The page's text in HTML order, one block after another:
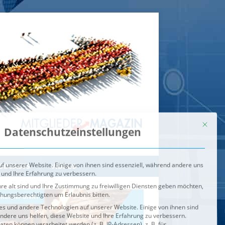
VIDEOS
unserer Website. Einige von ihnen sind essenziell, während andere uns
Ihre Erfahrung zu verbessern.
alt sind und Ihre Zustimmung zu freiwilligen Diensten geben möchten,
um Erlaubnis bitten.
und andere Technologien auf unserer Website. Einige von ihnen sind
uns helfen, diese Website und Ihre Erfahrung zu verbessern.
können verarbeitet werden (z. B. IP-Adressen), z. B. für
und Inhalte oder Anzeigen- und Inhaltsmessung.
Verwendung Ihrer Daten finden Sie in unsererDatenschutzerklärung
Service-Gruppen, für die eine Einwilligung erteilt werden
Externe Medien
Speichern
Alle akzeptieren